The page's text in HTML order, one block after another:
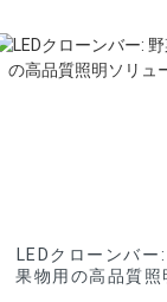
LEDクローンバ
果物用の高品質照